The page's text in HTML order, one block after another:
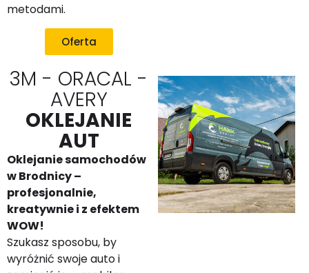
metodami.
Oferta
3M - ORACAL -
AVERY
OKLEJANIE
AUT
Oklejanie samochodów
w Brodnicy –
profesjonalnie,
kreatywnie i z efektem
WOW!
Szukasz sposobu, by
wyróżnić swoje auto i